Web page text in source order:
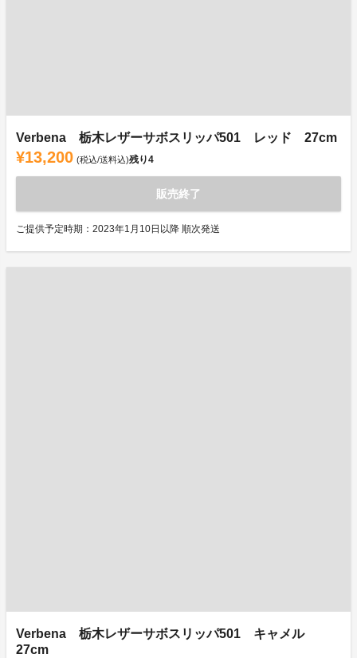
Verbena 栃木レザーサボスリッパ501 レッド 27cm
¥13,200 (税込/送料込)残り4
販売終了
ご提供予定時期：2023年1月10日以降 順次発送
Verbena 栃木レザーサボスリッパ501 キャメル
27cm